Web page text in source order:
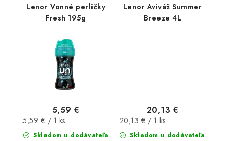
Lenor Vonné perličky
Fresh 195g
Skladom u dodávateľa
5,59 €
Jednotková
cena:
5,59 € / 1 ks
Lenor Aviváž Summer
Breeze 4L
Skladom u dodávateľa
20,13 €
Jednotková
cena:
20,13 € / 1 ks